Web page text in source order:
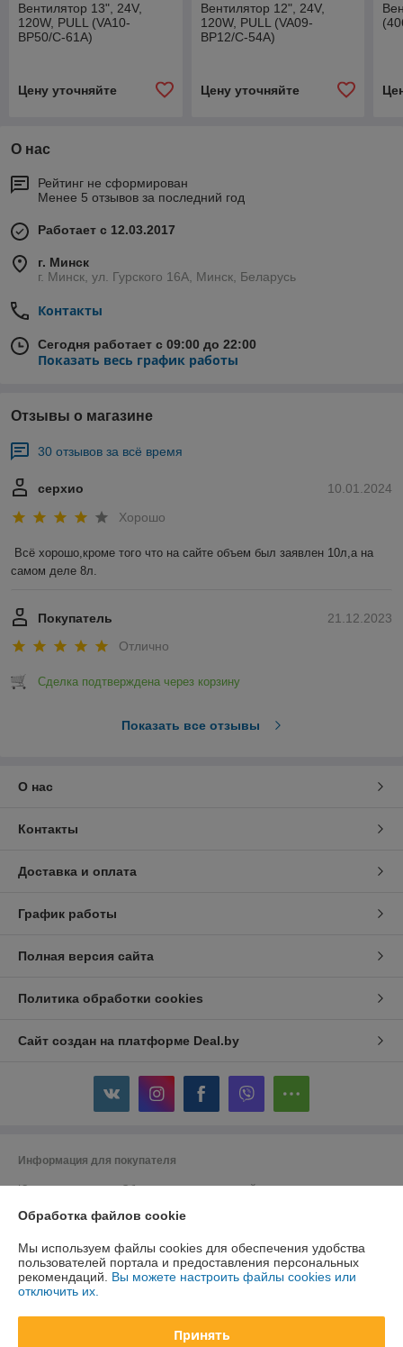
Вентилятор 13", 24V,
120W, PULL (VA10-
BP50/C-61A)
Цену уточняйте
Вентилятор 12", 24V,
120W, PULL (VA09-
BP12/C-54A)
Цену уточняйте
О нас
Рейтинг не сформирован
Менее 5 отзывов за последний год
Работает с 12.03.2017
г. Минск
г. Минск, ул. Гурского 16А, Минск, Беларусь
Контакты
Сегодня работает с 09:00 до 22:00
Показать весь график работы
Отзывы о магазине
30 отзывов за всё время
10.01.2024
серхио
Хорошо
Всё хорошо,кроме того что на сайте объем был заявлен 10л,а на
самом деле 8л.
21.12.2023
Покупатель
Отлично
Сделка подтверждена через корзину
Показать все отзывы
О нас
Контакты
Доставка и оплата
График работы
Полная версия сайта
Политика обработки cookies
Сайт создан на платформе Deal.by
Информация для покупателя
Юридическое лицо:Общество с ограниченной ответственностью
2200015, Республика Беларусь, ул. Гурского 16/14 пом 3
Регистрационный номер ЕГР: 193042313
УНП: 193042313
Дата регистрации компании: 27.02.2018
Обработка файлов cookie
Мы используем файлы cookies для обеспечения удобства
пользователей портала и предоставления персональных
рекомендаций. Вы можете настроить файлы cookies или
отключить их.
Принять